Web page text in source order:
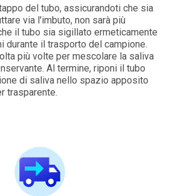
del tubo, assicurandoti che sia
via l'imbuto, non sarà più
il tubo sia sigillato ermeticamente
durante il trasporto del campione.
più volte per mescolare la saliva
Al termine, riponi il tubo
di saliva nello spazio apposito
trasparente.